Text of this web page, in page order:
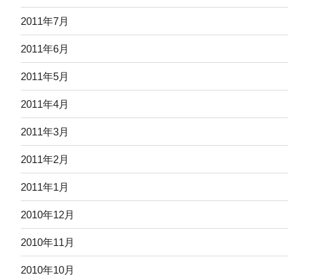
2011年7月
2011年6月
2011年5月
2011年4月
2011年3月
2011年2月
2011年1月
2010年12月
2010年11月
2010年10月